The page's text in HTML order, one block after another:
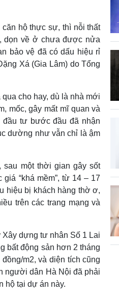
hộ thực sự, thì nỗi thất
dọn về ở chưa được nửa
bảo vệ đã có dấu hiệu rỉ
Xá (Gia Lâm) do Tổng
cho hay, dù là nhà mới
mốc, gây mất mĩ quan và
tư bước đầu đã nhận
dường như vẫn chỉ là ậm
một thời gian gây sốt
“khá mềm”, từ 14 – 17
hiệu bị khách hàng thờ ơ,
trên các trang mạng và
dựng tư nhân Số 1 Lai
bất động sản hơn 2 tháng
m2, và diện tích cũng
người dân Hà Nội đã phải
hộ tại dự án này.